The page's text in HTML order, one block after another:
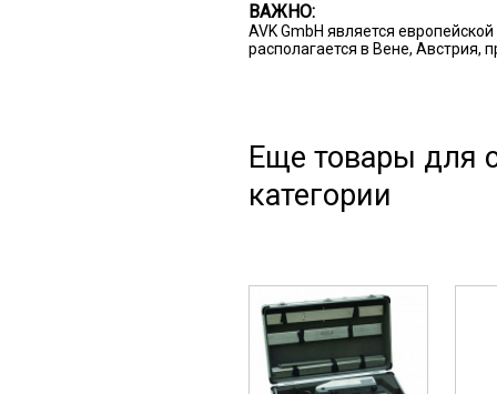
ВАЖНО:
AVK GmbH является
располагается в Вене, Австрия,
Еще товары для
категории